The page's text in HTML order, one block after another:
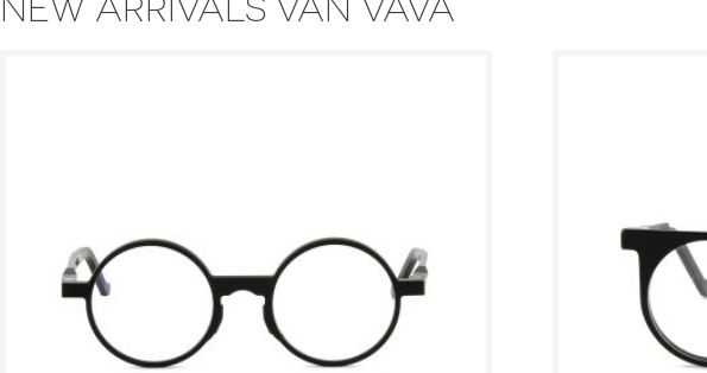
NEW ARRIVALS VAN VAVA